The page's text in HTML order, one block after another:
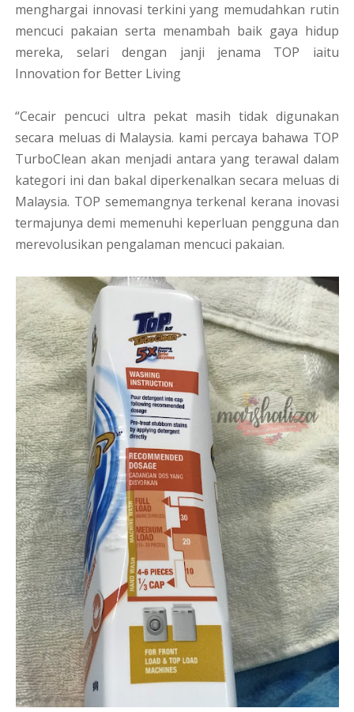
menghargai innovasi terkini yang memudahkan rutin
mencuci pakaian serta menambah baik gaya hidup
mereka, selari dengan janji jenama TOP iaitu
Innovation for Better Living
“Cecair pencuci ultra pekat masih tidak digunakan
secara meluas di Malaysia. kami percaya bahawa TOP
TurboClean akan menjadi antara yang terawal dalam
kategori ini dan bakal diperkenalkan secara meluas di
Malaysia. TOP sememangnya terkenal kerana inovasi
termajunya demi memenuhi keperluan pengguna dan
merevolusikan pengalaman mencuci pakaian.